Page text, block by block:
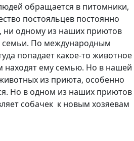
обращается в питомники,
постояльцев постоянно
ни одному из наших приютов
семьи. По международным
попадает какое-то животное
находят ему семью. Но в нашей
из приюта, особенно
Но в одном из наших приютов
собачек к новым хозяевам